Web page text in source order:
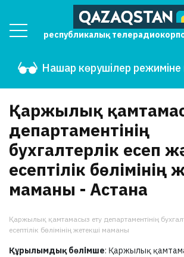
республикалық
Нашар көрушілер
Қаржылық
департаментінің
бухгалтерлік есеп
есептілік бөлімінің
маманы - Астана
Қаржылық қамтамасыз ету департаментінің
есептілік бөлімінің жетекші маманы
Құрылымдық бөлімше: Қаржылық